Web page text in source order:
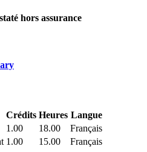
hors assurance
Crédits Heures Langue
1.00 18.00
Français
1.00 15.00 Français